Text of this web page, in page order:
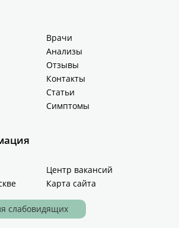
Врачи
Анализы
Отзывы
Контакты
Статьи
Симптомы
Центр вакансий
Карта сайта
слабовидящих